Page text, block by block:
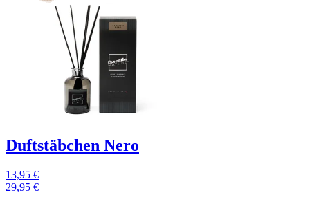
Duftstäbchen Nero
13,95 €
29,95 €